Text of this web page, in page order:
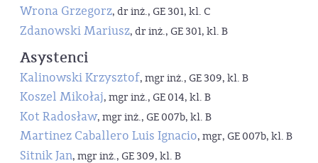
Wrona Grzegorz, dr inż., GE 301, kl. C
Zdanowski Mariusz, dr inż., GE 301, kl. B
Asystenci
Kalinowski Krzysztof, mgr inż., GE 309, kl. B
Koszel Mikołaj, mgr inż., GE 014, kl. B
Kot Radosław, mgr inż., GE 007b, kl. B
Martinez Caballero Luis Ignacio, mgr, GE 007b, kl. B
Sitnik Jan, mgr inż., GE 309, kl. B